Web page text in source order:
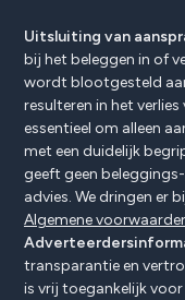
Uitsluiting van
bij het beleggen in of
wordt blootgesteld
resulteren in het
essentieel om alleen
met een duidelijk
geeft geen
advies. We dringen er
Algemene
transparantie en
is vrij toegankelijk voor